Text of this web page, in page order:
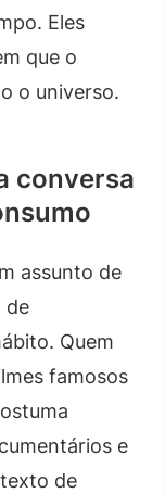
Eles
que o
o universo.
conversa
assunto de
de
Quem
famosos
e
de